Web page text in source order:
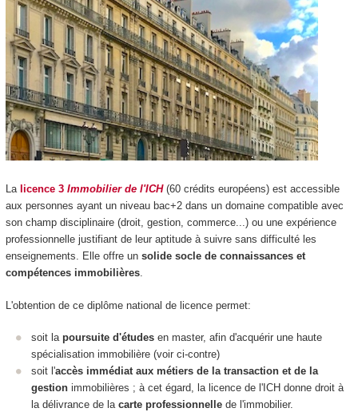
La licence 3Immobilier de l'ICH(60 crédits européens) est accessible
aux personnes ayant un niveau bac+2 dans un domaine compatible avec
son champ disciplinaire (droit, gestion, commerce...) ou une expérience
professionnelle justifiant de leur aptitude à suivre sans difficulté les
enseignements. Elle offre un solide socle de connaissances et
compétences immobilières.
L'obtention de ce diplôme national de licence permet:
soit la poursuite d'études en master, afin d'acquérir une haute
spécialisation immobilière (voir ci-contre)
soit l'accès immédiat aux métiers de la transaction et de la
gestion immobilières ; à cet égard, la licence de l'ICH donne droit à
la délivrance de la carte professionnelle de l'immobilier.